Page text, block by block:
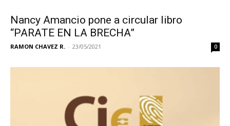
Nancy Amancio pone a circular libro
“PARATE EN LA BRECHA”
RAMON CHAVEZ R. - 23/05/2021 0